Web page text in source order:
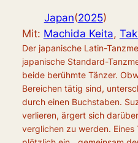
Japan(2025)
Mit: Machida Keita,
Der japanische Latin-
japanische Standard-
beide berühmte Tänzer.
Bereichen tätig sind,
durch einen Buchstaben.
verlieren, ärgert sich
verglichen zu werden.